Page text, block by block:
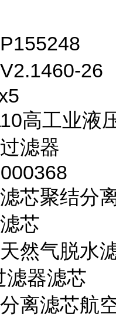
26
高工业液
滤器
芯聚结分
芯
然气脱水
滤器滤芯
离滤芯航